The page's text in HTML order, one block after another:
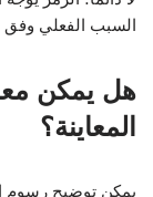
السبب الفعلي وفق
هل يمكن
المعاينة؟
يمكن توضيح رسوم